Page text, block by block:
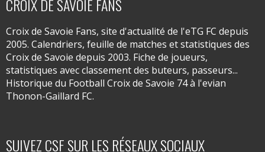
CROIX DE SAVOIE FANS
Croix de Savoie Fans, site d'actualité de l'eTG FC depuis
2005. Calendriers, feuille de matches et statistiques des
Croix de Savoie depuis 2003. Fiche de joueurs,
statistiques avec classement des buteurs, passeurs...
Historique du Football Croix de Savoie 74 à l'evian
Thonon-Gaillard FC.
SUIVEZ CSF SUR LES RÉSEAUX SOCIAUX